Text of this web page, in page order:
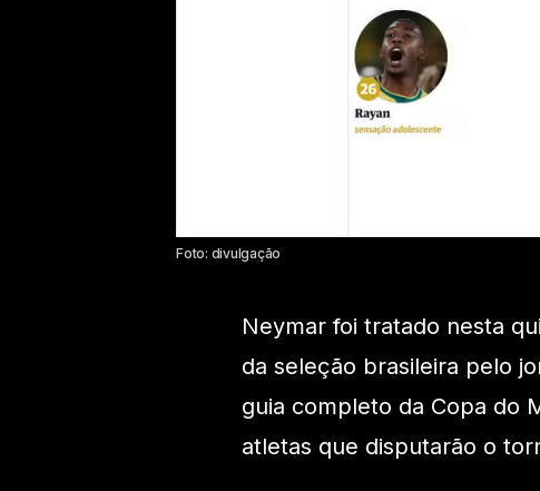
Foto: divulgação
Neymar foi tratado nesta
da seleção brasileira pelo
guia completo da Copa do
atletas que disputarão o